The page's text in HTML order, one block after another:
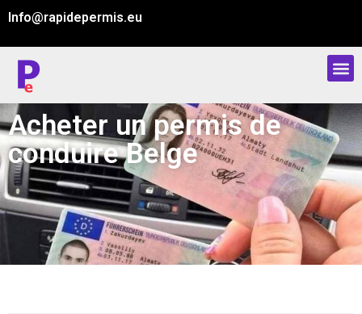
Info@rapidepermis.eu
Acheter un permis de
conduire Belge